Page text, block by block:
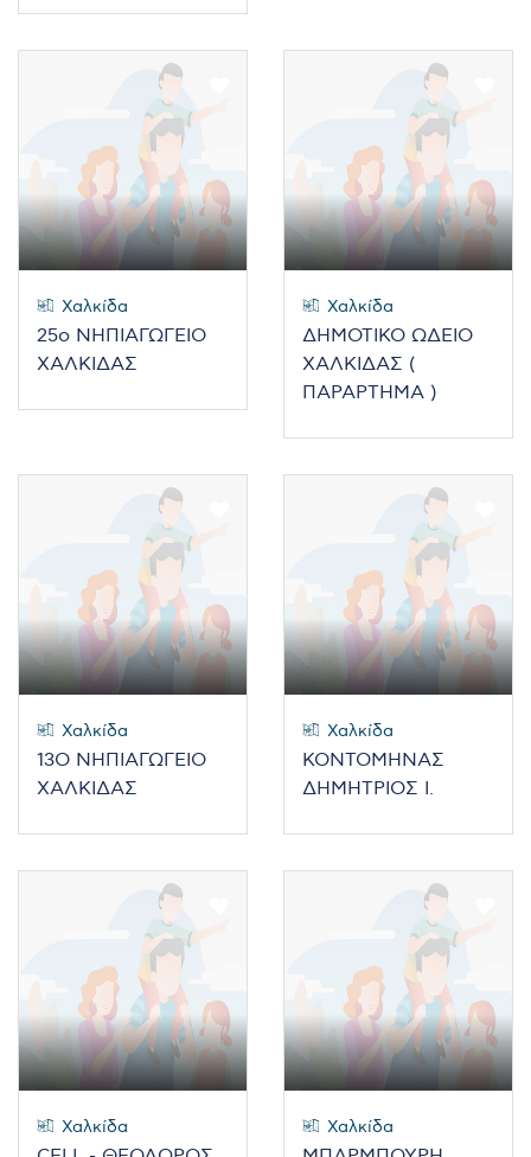
Χαλκίδα
25ο ΝΗΠΙΑΓΩΓΕΙΟ
ΧΑΛΚΙΔΑΣ
Χαλκίδα
ΔΗΜΟΤΙΚΟ ΩΔΕΙΟ
ΧΑΛΚΙΔΑΣ (
ΠΑΡΑΡΤΗΜΑ )
Χαλκίδα
13O ΝΗΠΙΑΓΩΓΕΙΟ
ΧΑΛΚΙΔΑΣ
Χαλκίδα
ΚΟΝΤΟΜΗΝΑΣ
ΔΗΜΗΤΡΙΟΣ Ι.
Χαλκίδα Χαλκίδα